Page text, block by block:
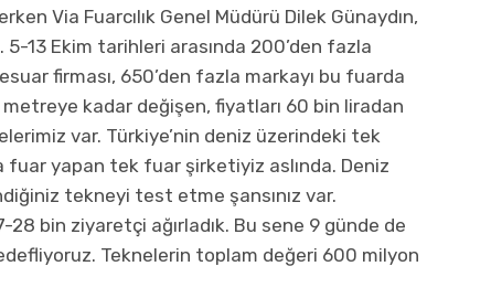
Via Fuarcılık Genel Müdürü Dilek Günaydın,
5-13 Ekim tarihleri arasında 200’den fazla
firması, 650’den fazla markayı bu fuarda
kadar değişen, fiyatları 60 bin liradan
var. Türkiye’nin deniz üzerindeki tek
fuar yapan tek fuar şirketiyiz aslında. Deniz
tekneyi test etme şansınız var.
bin ziyaretçi ağırladık. Bu sene 9 günde de
Teknelerin toplam değeri 600 milyon